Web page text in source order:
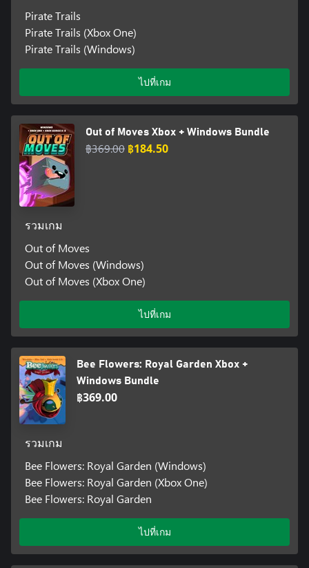
Pirate Trails
Pirate Trails (Xbox One)
Pirate Trails (Windows)
ไปที่เกม
Out of Moves Xbox + Windows Bundle
฿369.00 ฿184.50
รวมเกม
Out of Moves
Out of Moves (Windows)
Out of Moves (Xbox One)
ไปที่เกม
Bee Flowers: Royal Garden Xbox +
Windows Bundle
฿369.00
รวมเกม
Bee Flowers: Royal Garden (Windows)
Bee Flowers: Royal Garden (Xbox One)
Bee Flowers: Royal Garden
ไปที่เกม